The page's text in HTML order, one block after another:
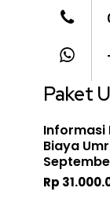
Paket
Informasi
Biaya
Rp